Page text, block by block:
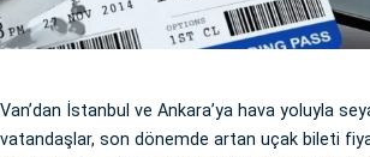
Van’dan İstanbul ve Ankara’ya hava yoluyla
vatandaşlar, son dönemde artan uçak bileti